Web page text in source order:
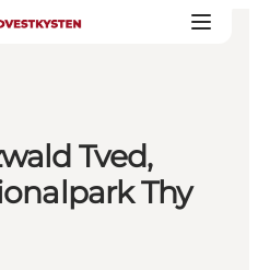
Tved,
Thy